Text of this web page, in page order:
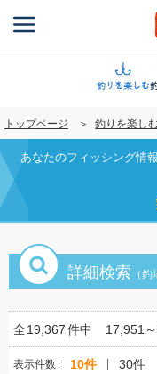
ン
に
移
動
釣りを楽しむ
トップページ 釣りを楽し
あなたのフィッシング情
詳細検索 （
全19,367件中 17,951
表示件数 10件 30件